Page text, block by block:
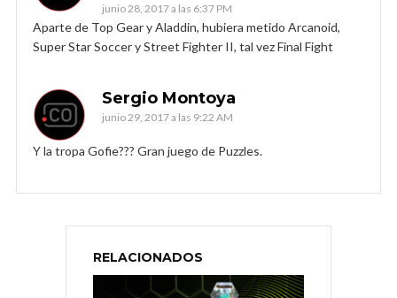
junio 28, 2017 a las 6:37 PM
Aparte de Top Gear y Aladdin, hubiera metido Arcanoid,
Super Star Soccer y Street Fighter II, tal vez Final Fight
Sergio Montoya
junio 29, 2017 a las 9:22 AM
Y la tropa Gofie??? Gran juego de Puzzles.
RELACIONADOS